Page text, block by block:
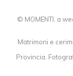
© MOMENTI, a
Matrimoni e
Provincia.